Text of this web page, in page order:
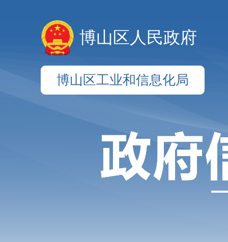
博山区人民政府
博山区工业和信息化局